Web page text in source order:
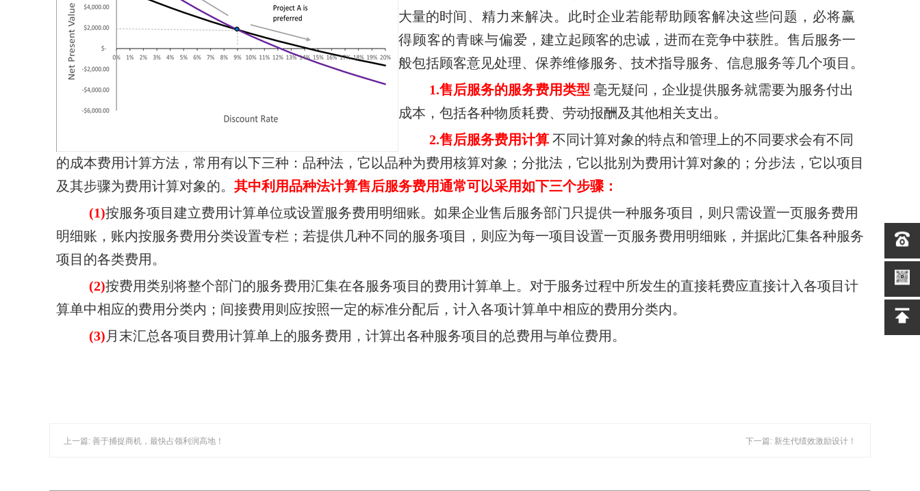
大量的时间、精力来解决。此时企业若能帮助顾客解决这些问题，必将赢
得顾客的青睐与偏爱，建立起顾客的忠诚，进而在竞争中获胜。 售后服务一
般包括顾客意见处理、保养维修服务、技术指导服务、信息服务等几个项目。
1.售后服务的服务费用类型 毫无疑问，企业提供服务就需要为服务付出
成本， 包括各种物质耗费、劳动报酬及其他相关支出。
2.售后服务费用计算 不同计算对象的特点和管理上的不同要求会有不同
的成本费用计算方法，常用有以下三种：品种法，它以品种为费用核算对象；分批法，它以批别为费用计算对象的；分步法，它以项目
及其步骤为费用计算对象的。 其中利用品种法计算售后服务费用通常可以采用如下三个步骤：
(1)按服务项目建立费用计算单位或设置服务费用明细账。如果企业售后服务部门只提供一种服务项目，则只需设置一页服务费用
明细账，账内按服务费用分类设置专栏；若提供几种不同的服务项目，则应为每一项目设置一页服务费用明细账，并据此汇集各种服务
项目的各类费用。
(2)按费用类别将整个部门的服务费用汇集在各服务项目的费用计算单上。对于服务过程中所发生的直接耗费应直接计入各项目计
算单中相应的费用分类内；间接费用则应按照一定的标准分配后，计入各项计算单中相应的费用分类内。
(3) 月末汇总各项目费用计算单上的服务费用，计算出各种服务项目的总费用与单位费用。
上一篇: 善于捕捉商机，最快占领利润高地！ 下一篇: 新生代绩效激励设计！